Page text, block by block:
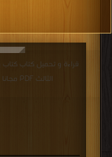
قراءة و تحميل كتاب كتاب
الثالث PDF مجانا | مكتبة >